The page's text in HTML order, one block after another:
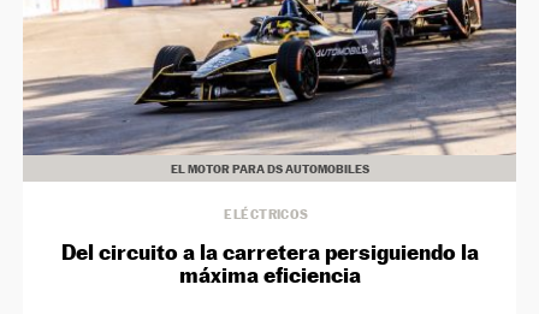
EL MOTOR PARA DS AUTOMOBILES
ELÉCTRICOS
Del circuito a la carretera persiguiendo la
máxima eficiencia